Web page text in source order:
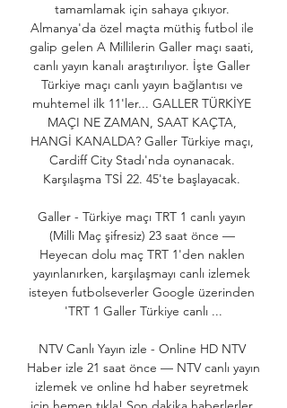
tamamlamak için sahaya çıkıyor.
Almanya'da özel maçta müthiş futbol ile
galip gelen A Millilerin Galler maçı saati,
canlı yayın kanalı araştırılıyor. İşte Galler
Türkiye maçı canlı yayın bağlantısı ve
muhtemel ilk 11'ler... GALLER TÜRKİYE
MAÇI NE ZAMAN, SAAT KAÇTA,
HANGİ KANALDA? Galler Türkiye maçı,
Cardiff City Stadı'nda oynanacak.
Karşılaşma TSİ 22. 45'te başlayacak.
Galler - Türkiye maçı TRT 1 canlı yayın
(Milli Maç şifresiz) 23 saat önce —
Heyecan dolu maç TRT 1'den naklen
yayınlanırken, karşılaşmayı canlı izlemek
isteyen futbolseverler Google üzerinden
'TRT 1 Galler Türkiye canlı ...
NTV Canlı Yayın izle - Online HD NTV
Haber izle 21 saat önce — NTV canlı yayın
izlemek ve online hd haber seyretmek